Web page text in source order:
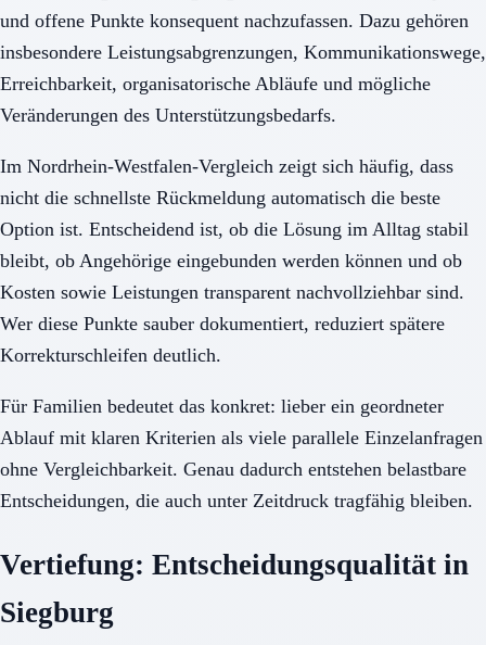
und offene Punkte konsequent nachzufassen. Dazu gehören
insbesondere Leistungsabgrenzungen, Kommunikationswege,
Erreichbarkeit, organisatorische Abläufe und mögliche
Veränderungen des Unterstützungsbedarfs.
Im Nordrhein-Westfalen-Vergleich zeigt sich häufig, dass
nicht die schnellste Rückmeldung automatisch die beste
Option ist. Entscheidend ist, ob die Lösung im Alltag stabil
bleibt, ob Angehörige eingebunden werden können und ob
Kosten sowie Leistungen transparent nachvollziehbar sind.
Wer diese Punkte sauber dokumentiert, reduziert spätere
Korrekturschleifen deutlich.
Für Familien bedeutet das konkret: lieber ein geordneter
Ablauf mit klaren Kriterien als viele parallele Einzelanfragen
ohne Vergleichbarkeit. Genau dadurch entstehen belastbare
Entscheidungen, die auch unter Zeitdruck tragfähig bleiben.
Vertiefung: Entscheidungsqualität in
Siegburg